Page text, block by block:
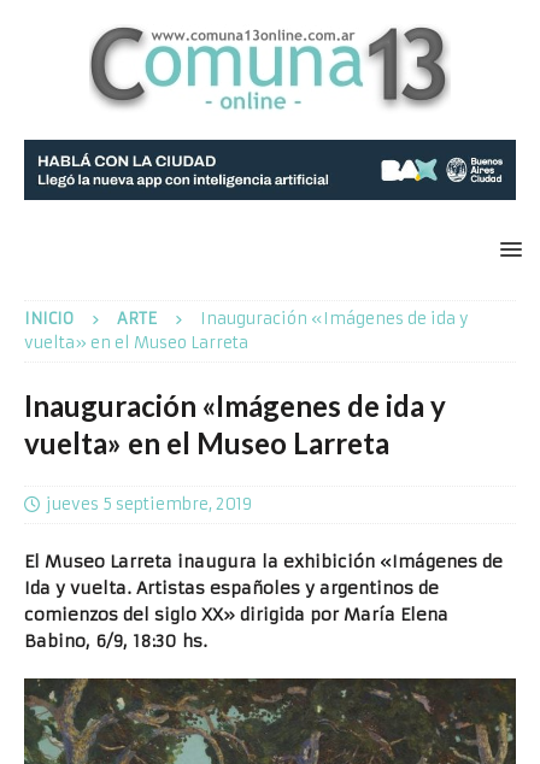
INICIO ARTE
Inauguración «Imágenes de ida y
vuelta» en el Museo Larreta
Inauguración «Imágenes de ida y
vuelta» en el Museo Larreta
jueves 5 septiembre, 2019
El Museo Larreta inaugura la exhibición «Imágenes de
Ida y vuelta. Artistas españoles y argentinos de
comienzos del siglo XX» dirigida por María Elena
Babino, 6/9, 18:30 hs.